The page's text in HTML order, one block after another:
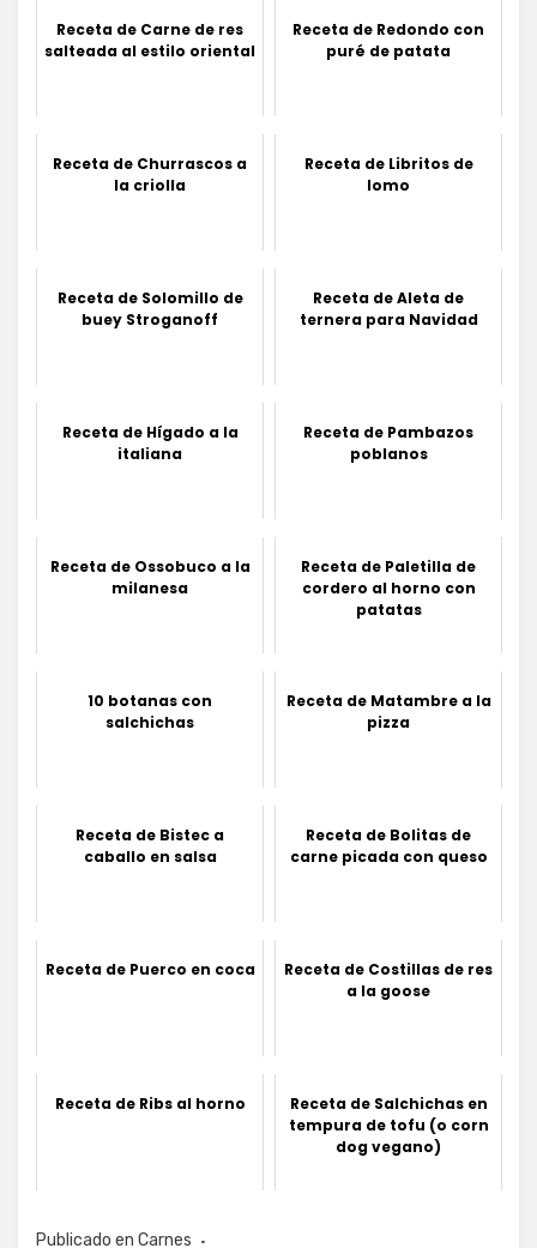
Receta de Carne de res
salteada al estilo oriental
Receta de Redondo con
puré de patata
Receta de Churrascos a
la criolla
Receta de Libritos de
lomo
Receta de Solomillo de
buey Stroganoff
Receta de Aleta de
ternera para Navidad
Receta de Hígado a la
italiana
Receta de Pambazos
poblanos
Receta de Ossobuco a la
milanesa
Receta de Paletilla de
cordero al horno con
patatas
10 botanas con
salchichas
Receta de Matambre a la
pizza
Receta de Bistec a
caballo en salsa
Receta de Bolitas de
carne picada con queso
Receta de Puerco en coca
Receta de Costillas de res
a la goose
Receta de Ribs al horno
Receta de Salchichas en
tempura de tofu (o corn
dog vegano)
Publicado en Carnes